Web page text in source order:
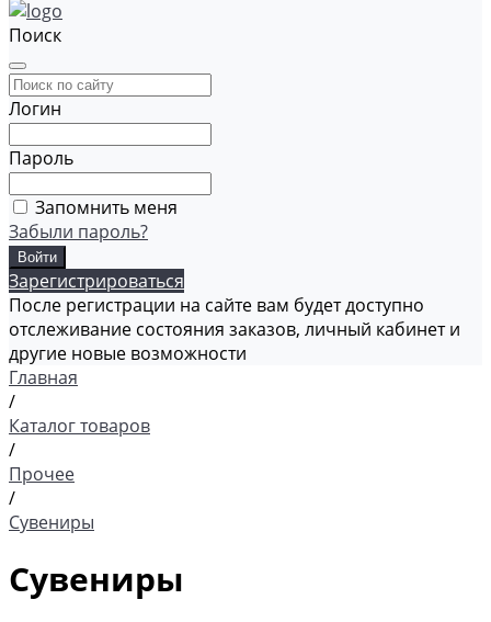
Поиск
Логин
Пароль
Запомнить меня
Забыли пароль?
Зарегистрироваться
После регистрации на сайте вам будет доступно
отслеживание состояния заказов, личный кабинет и
другие новые возможности
Главная
/
Каталог товаров
/
Прочее
/
Сувениры
Сувениры